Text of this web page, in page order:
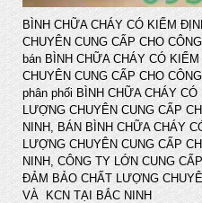
BÌNH CHỮA CHÁY CÓ KIỂM
CHUYÊN CUNG CẤP CHO
bán BÌNH CHỮA CHÁY CÓ
CHUYÊN CUNG CẤP CHO
phân phối BÌNH CHỮA CHÁY
LƯỢNG CHUYÊN CUNG CẤP
NINH, BÁN BÌNH CHỮA CHÁY
LƯỢNG CHUYÊN CUNG CẤP
NINH, CÔNG TY LỚN CUNG
ĐẢM BẢO CHẤT LƯỢNG
VÀ KCN TẠI BẮC NINH